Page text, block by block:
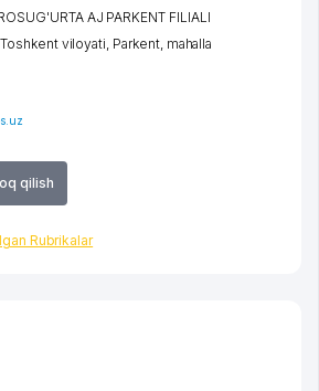
qilish
Rubrikalar
AJ PARKENT FILIALI
Toshkent viloyati Parkent, mahalla